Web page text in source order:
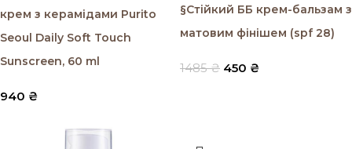
крем з керамідами Purito
Seoul Daily Soft Touch
Sunscreen, 60 ml
940 ₴
§Стійкий ББ крем-бальзам з
матовим фінішем (spf 28)
1485₴ 450 ₴